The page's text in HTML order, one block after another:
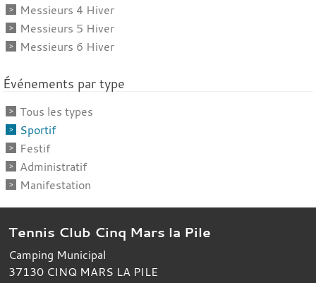
Messieurs 4 Hiver
Messieurs 5 Hiver
Messieurs 6 Hiver
Événements par type
Tous les types
Sportif
Festif
Administratif
Manifestation
Tennis Club Cinq Mars la Pile
Camping Municipal
37130 CINQ MARS LA PILE